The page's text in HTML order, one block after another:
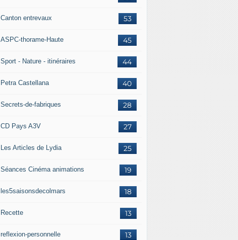
53
Canton entrevaux
45
ASPC-thorame-Haute
44
Sport - Nature - itinéraires
40
Petra Castellana
28
Secrets-de-fabriques
27
CD Pays A3V
25
Les Articles de Lydia
19
Séances Cinéma animations
18
les5saisonsdecolmars
13
Recette
13
reflexion-personnelle